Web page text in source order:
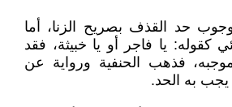
حد القذف بصريح الزنا، أما
كقوله: يا فاجر أو يا خبيثة، فقد
فذهب الحنفية ورواية عن
يجب به الحد.